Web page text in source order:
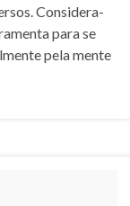
Considera-
para se
pela mente